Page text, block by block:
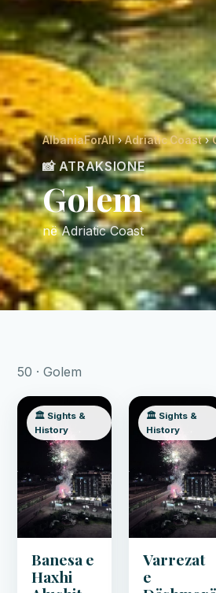
AlbaniaForAll›Adriatic Coast›
📸 ATRAKSIONE
Golem
në Adriatic Coast
50 · Golem
🏛️ Sights &
History
Banesa e
Haxhi
🏛️ Sights &
History
Varrezat
e